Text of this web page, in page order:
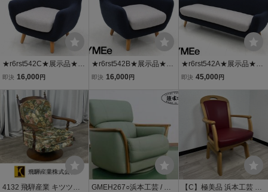
★r6rst542C★展示品★フ
ライミー★フライミーパ
1人掛けソファ★シングル
ソファ★オーク材★北欧
★モダン検アクタス
即決 16,000 円
★r6rst542B★展示品★フ
ライミー★フライミーパ
1人掛けソファ★シングル
ソファ★オーク材★北欧
★モダン検アクタス
即決 16,000 円
★r6rst542A★展示品★フ
ライミー★フライミーパ
3人掛けソファ★トリプル
ソファ★オーク材★北欧
★モダン検アクタス
即決 45,000 円
4132 飛騨産業 キツツキ
GMEH267○浜本工芸 / HA
【C】極美品 浜本工芸 HA